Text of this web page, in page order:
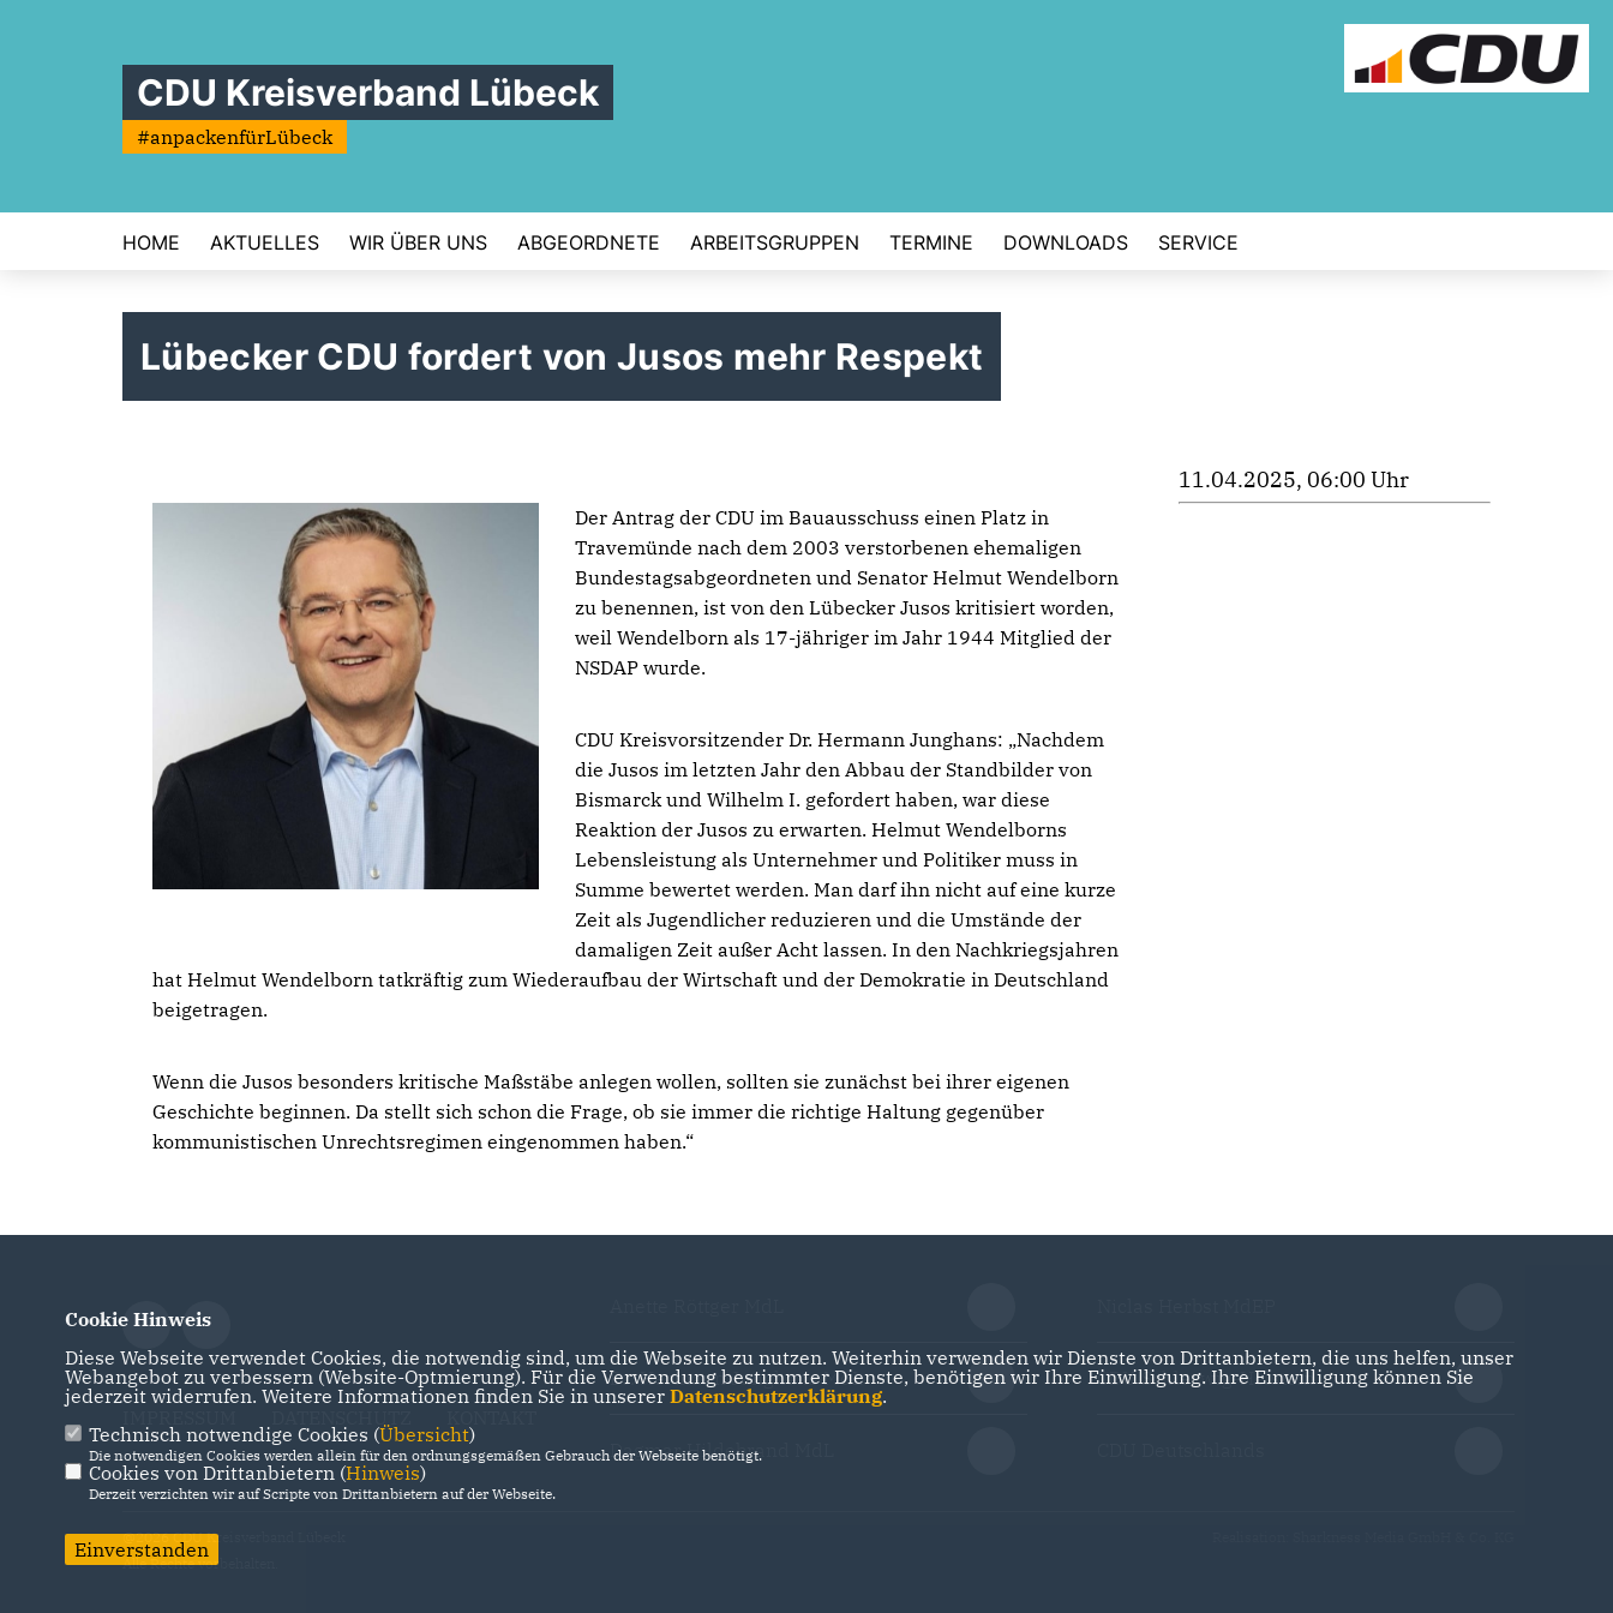
CDU Kreisverband Lübeck
#anpackenfürLübeck
HOME AKTUELLES WIR ÜBER UNS ABGEORDNETE ARBEITSGRUPPEN TERMINE DOWNLOADS SERVICE
Lübecker CDU fordert von Jusos mehr Respekt
Der Antrag der CDU im Bauausschuss einen Platz in
Travemünde nach dem 2003 verstorbenen ehemaligen
Bundestagsabgeordneten und Senator Helmut Wendelborn
zu benennen, ist von den Lübecker Jusos kritisiert worden,
weil Wendelborn als 17-jähriger im Jahr 1944 Mitglied der
NSDAP wurde.
CDU Kreisvorsitzender Dr. Hermann Junghans: „Nachdem
die Jusos im letzten Jahr den Abbau der Standbilder von
Bismarck und Wilhelm I. gefordert haben, war diese
Reaktion der Jusos zu erwarten. Helmut Wendelborns
Lebensleistung als Unternehmer und Politiker muss in
Summe bewertet werden. Man darf ihn nicht auf eine kurze
Zeit als Jugendlicher reduzieren und die Umstände der
damaligen Zeit außer Acht lassen. In den Nachkriegsjahren
hat Helmut Wendelborn tatkräftig zum Wiederaufbau der Wirtschaft und der Demokratie in Deutschland
beigetragen.
Wenn die Jusos besonders kritische Maßstäbe anlegen wollen, sollten sie zunächst bei ihrer eigenen
Geschichte beginnen. Da stellt sich schon die Frage, ob sie immer die richtige Haltung gegenüber
kommunistischen Unrechtsregimen eingenommen haben.“
11.04.2025, 06:00 Uhr
Dr. Hermann Junghans MdL
Dagmar Hildebrand MdL
CDU Schleswig-Holstein
@2026 CDU Kreisverband Lübeck
Alle Rechte vorbehalten.
Cookie Hinweis
Diese Webseite verwendet Cookies, die notwendig sind, um die Webseite zu nutzen. Weiterhin verwenden wir Dienste von Drittanbietern, die uns helfen, unser
Webangebot zu verbessern (Website-Optmierung). Für die Verwendung bestimmter Dienste, benötigen wir Ihre Einwilligung. Ihre Einwilligung können Sie
jederzeit widerrufen. Weitere Informationen finden Sie in unserer Datenschutzerklärung.
Technisch notwendige Cookies (Übersicht)
Die notwendigen Cookies werden allein für den ordnungsgemäßen Gebrauch der Webseite benötigt.
Cookies von Drittanbietern (Hinweis)
Derzeit verzichten wir auf Scripte von Drittanbietern auf der Webseite.
Einverstanden